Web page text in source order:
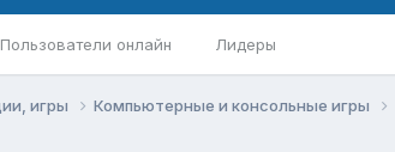
Пользователи онлайн Лидеры
игры Компьютерные и консольные игры